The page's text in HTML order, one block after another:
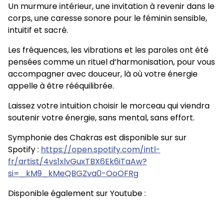
Un murmure intérieur, une invitation à revenir dans le
corps, une caresse sonore pour le féminin sensible,
intuitif et sacré.
Les fréquences, les vibrations et les paroles ont été
pensées comme un rituel d’harmonisation, pour vous
accompagner avec douceur, là où votre énergie
appelle à être rééquilibrée.
Laissez votre intuition choisir le morceau qui viendra
soutenir votre énergie, sans mental, sans effort.
Symphonie des Chakras est disponible sur sur
Spotify : https://open.spotify.com/intl-
fr/artist/4vs1xlvGuxTBX6Ek6iTaAw?
si=_kM9_kMeQBGZva0-OoOFRg
Disponible également sur Youtube :